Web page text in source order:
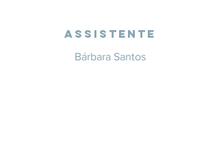
Assistente
Bárbara Santos